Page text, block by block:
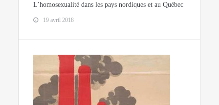
L’homosexualité dans les pays nordiques et au Québec
19 avril 2018